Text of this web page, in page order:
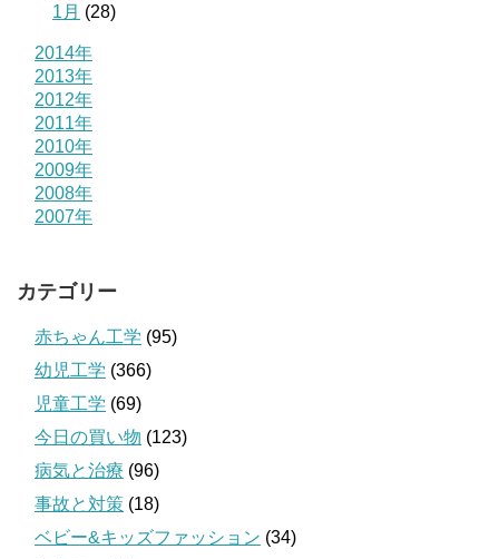
1月 (28)
2014年
2013年
2012年
2011年
2010年
2009年
2008年
2007年
カテゴリー
赤ちゃん工学 (95)
幼児工学 (366)
児童工学 (69)
今日の買い物 (123)
病気と治療 (96)
事故と対策 (18)
ベビー&キッズファッション (34)